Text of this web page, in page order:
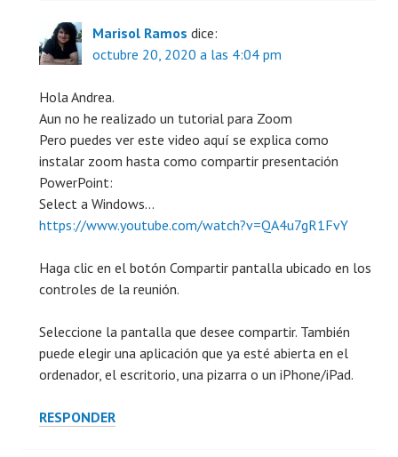
Marisol Ramos dice:
octubre 20, 2020 a las 4:04 pm
Hola Andrea.
Aun no he realizado un tutorial para Zoom
Pero puedes ver este video aquí se explica como
instalar zoom hasta como compartir presentación
PowerPoint:
Select a Windows…
https://www.youtube.com/watch?v=QA4u7gR1FvY
Haga clic en el botón Compartir pantalla ubicado en los
controles de la reunión.
Seleccione la pantalla que desee compartir. También
puede elegir una aplicación que ya esté abierta en el
ordenador, el escritorio, una pizarra o un iPhone/iPad.
RESPONDER